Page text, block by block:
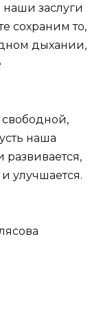
заслуги
сохраним то,
дыхании,
наша
развивается,
улучшается.